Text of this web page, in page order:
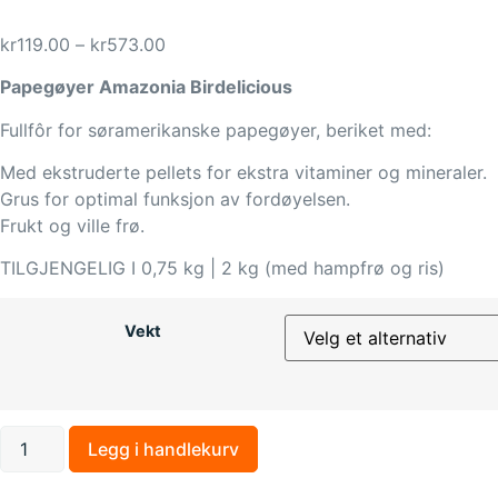
kr119.00 – kr573.00
Papegøyer Amazonia Birdelicious
Fullfôr for søramerikanske papegøyer, beriket med:
Med ekstruderte pellets for ekstra vitaminer og mineraler.
Grus for optimal funksjon av fordøyelsen.
Frukt og ville frø.
TILGJENGELIG I 0,75 kg | 2 kg (med hampfrø og ris)
Vekt
Legg i handlekurv